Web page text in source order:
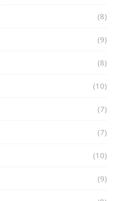
(8)
(9)
(8)
(10)
(7)
(7)
(10)
(9)